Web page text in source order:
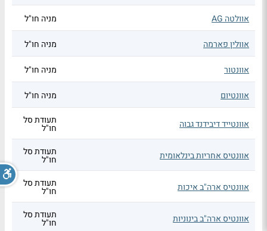
אוולטה AG מניה חו"ל
אוולין פארמה מניה חו"ל
אוונטור מניה חו"ל
אוונטיום מניה חו"ל
אוונטייד דיבידנד גבוה תעודת סל
חו"ל
אוונטיס אחריות בינלאומית תעודת סל
חו"ל
אוונטיס ארה"ב איכות תעודת סל
חו"ל
אוונטיס ארה"ב בינוניות תעודת סל
חו"ל